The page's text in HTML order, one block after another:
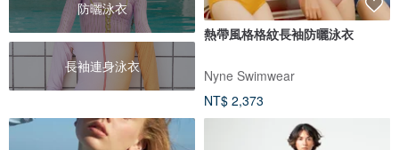
防曬泳衣
長袖連身泳衣
熱帶風格格紋長袖防曬泳衣
Nyne Swimwear
NT$ 2,373